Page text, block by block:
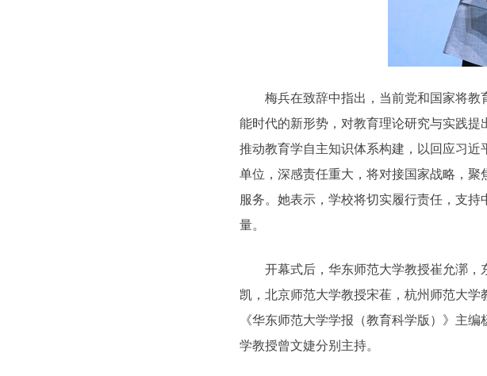
梅兵在致辞中指出，当前党和国家将教
能时代的新形势，对教育理论研究与实践
推动教育学自主知识体系构建，以回应习
单位，深感责任重大，将对接国家战略，聚
服务。她表示，学校将切实履行责任，支
量。
开幕式后，华东师范大学教授崔允漷，
凯，北京师范大学教授宋萑，杭州师范大
《华东师范大学学报（教育科学版）》主
学教授曾文婕分别主持。